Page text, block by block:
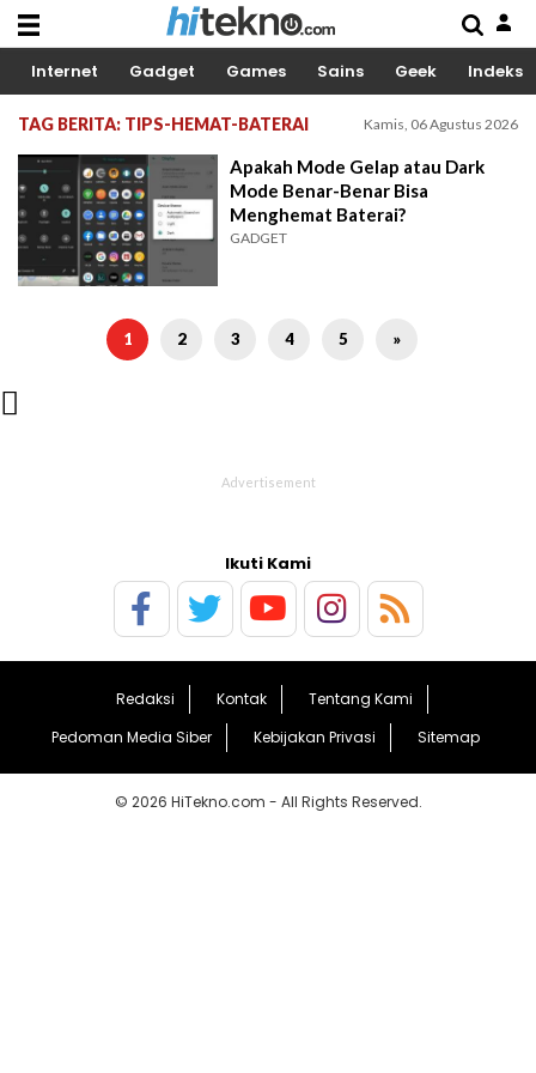
Internet Gadget Games Sains Geek Indeks
TAG BERITA: TIPS-HEMAT-BATERAI Kamis, 06 Agustus 2026
Apakah Mode Gelap atau Dark
Mode Benar-Benar Bisa
Menghemat Baterai?
GADGET
1 2 3 4 5 »

Ikuti Kami
Redaksi Kontak
Tentang Kami
Pedoman Media Siber
Kebijakan Privasi Sitemap
© 2026 HiTekno.com - All Rights Reserved.